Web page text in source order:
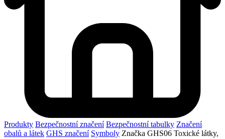
Produkty Bezpečnostní značení Bezpečnostní tabulky Značení
obalů a látek GHS značení Symboly Značka GHS06 Toxické látky,